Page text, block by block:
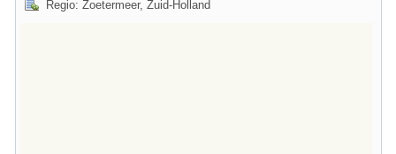
Regio: Zoetermeer, Zuid-Holland